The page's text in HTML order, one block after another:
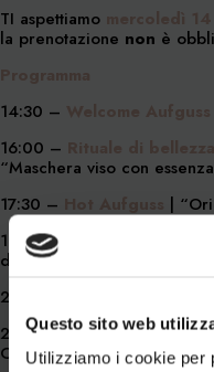
Questo sito web
Utilizziamo i cookie per
TI aspettiamo mercoledì
la prenotazione non è
Programma
14:30 – Welcome Aufguss
16:00 – Rituale di
“Maschera viso con
17:30 – Hot Aufguss |
19:00 –
di argan
20:30 –
21:15 –Rilassamento
Campane tibetane – gong